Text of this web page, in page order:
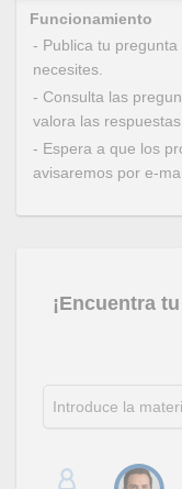
Funcionamiento
- Publica tu
necesites.
- Consulta las
valora las
- Espera a que los
avisaremos por e-
¡Encuentra